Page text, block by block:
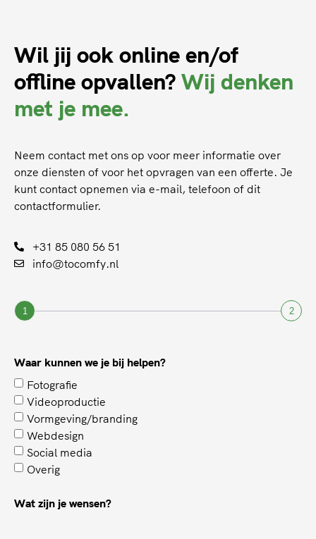
Wil jij ook online en/of
offline opvallen? Wij denken
met je mee.
Neem contact met ons op voor meer informatie over
onze diensten of voor het opvragen van een offerte. Je
kunt contact opnemen via e-mail, telefoon of dit
contactformulier.
+31 85 080 56 51
info@tocomfy.nl
1 2
Waar kunnen we je bij helpen?
Fotografie
Videoproductie
Vormgeving/branding
Webdesign
Social media
Overig
Wat zijn je wensen?